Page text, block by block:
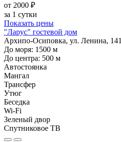
от 2000 ₽
за 1 сутки
Показать цены
"Ларус" гостевой дом
Архипо-Осиповка, ул. Ленина, 141
До моря: 1500 м
До центра: 500 м
Автостоянка
Мангал
Трансфер
Утюг
Беседка
Wi-Fi
Зеленый двор
Спутниковое ТВ